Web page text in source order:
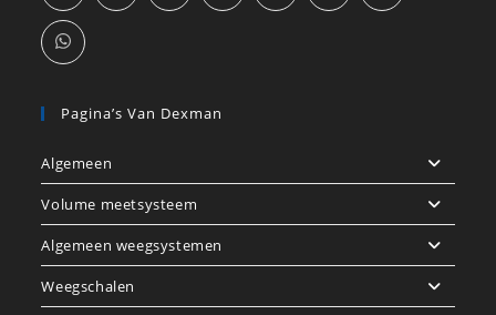
Pagina’s Van Dexman
Algemeen
Volume meetsysteem
Algemeen weegsystemen
Weegschalen